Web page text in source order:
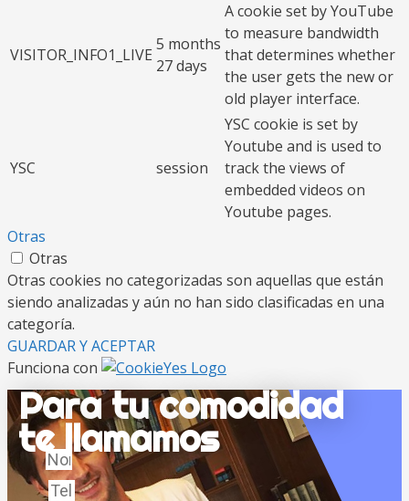
VISITOR_INFO1_LIVE
5 months
27 days
A cookie set by YouTube
to measure bandwidth
that determines whether
the user gets the new or
old player interface.
YSC session
YSC cookie is set by
Youtube and is used to
track the views of
embedded videos on
Youtube pages.
Otras
Otras
Otras cookies no categorizadas son aquellas que están
siendo analizadas y aún no han sido clasificadas en una
categoría.
GUARDAR Y ACEPTAR
Funciona con
Para tu comodidad
te llamamos